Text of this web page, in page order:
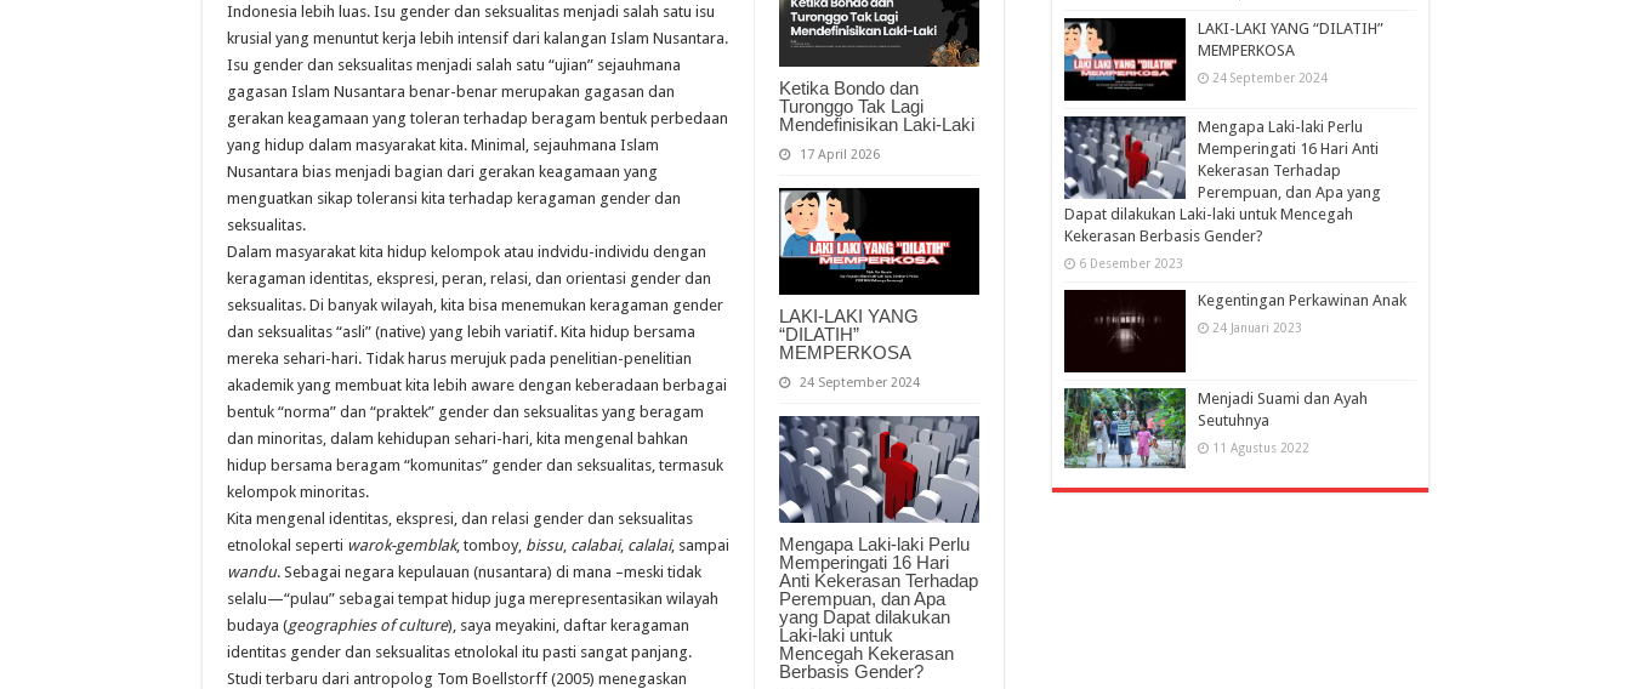
Ketika Bondo dan
Turonggo Tak Lagi
Mendefinisikan Laki-Laki
17 April 2026
LAKI-LAKI YANG
“DILATIH”
MEMPERKOSA
24 September 2024
Mengapa Laki-laki Perlu
Memperingati 16 Hari
Anti Kekerasan Terhadap
Perempuan, dan Apa
yang Dapat dilakukan
Laki-laki untuk
Mencegah Kekerasan
Berbasis Gender?
Indonesia lebih luas. Isu gender dan seksualitas menjadi salah satu isu
krusial yang menuntut kerja lebih intensif dari kalangan Islam Nusantara.
Isu gender dan seksualitas menjadi salah satu “ujian” sejauhmana
gagasan Islam Nusantara benar-benar merupakan gagasan dan
gerakan keagamaan yang toleran terhadap beragam bentuk perbedaan
yang hidup dalam masyarakat kita. Minimal, sejauhmana Islam
Nusantara bias menjadi bagian dari gerakan keagamaan yang
menguatkan sikap toleransi kita terhadap keragaman gender dan
seksualitas.
Dalam masyarakat kita hidup kelompok atau indvidu-individu dengan
keragaman identitas, ekspresi, peran, relasi, dan orientasi gender dan
seksualitas. Di banyak wilayah, kita bisa menemukan keragaman gender
dan seksualitas “asli” (native) yang lebih variatif. Kita hidup bersama
mereka sehari-hari. Tidak harus merujuk pada penelitian-penelitian
akademik yang membuat kita lebih aware dengan keberadaan berbagai
bentuk “norma” dan “praktek” gender dan seksualitas yang beragam
dan minoritas, dalam kehidupan sehari-hari, kita mengenal bahkan
hidup bersama beragam “komunitas” gender dan seksualitas, termasuk
kelompok minoritas.
Kita mengenal identitas, ekspresi, dan relasi gender dan seksualitas
etnolokal seperti warok-gemblak, tomboy, bissu, calabai, calalai, sampai
wandu. Sebagai negara kepulauan (nusantara) di mana –meski tidak
selalu—“pulau” sebagai tempat hidup juga merepresentasikan wilayah
budaya (geographies of culture), saya meyakini, daftar keragaman
identitas gender dan seksualitas etnolokal itu pasti sangat panjang.
Studi terbaru dari antropolog Tom Boellstorff (2005) menegaskan
LAKI-LAKI YANG “DILATIH”
MEMPERKOSA
24 September 2024
Mengapa Laki-laki Perlu
Memperingati 16 Hari Anti
Kekerasan Terhadap
Perempuan, dan Apa yang
Dapat dilakukan Laki-laki untuk Mencegah
Kekerasan Berbasis Gender?
6 Desember 2023
Kegentingan Perkawinan Anak
24 Januari 2023
Menjadi Suami dan Ayah
Seutuhnya
11 Agustus 2022